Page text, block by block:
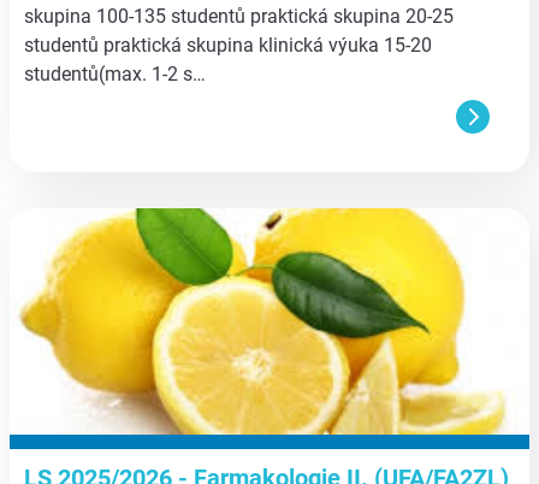
skupina 100-135 studentů praktická skupina 20-25
studentů praktická skupina klinická výuka 15-20
studentů(max. 1-2 s…
LS 2025/2026 - Farmakologie II. (UFA/FA2ZL)